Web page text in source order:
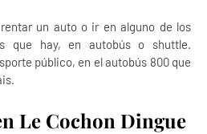
un auto o ir en alguno de los
que hay, en autobús o shuttle.
público, en el autobús 800 que
Le Cochon Dingue